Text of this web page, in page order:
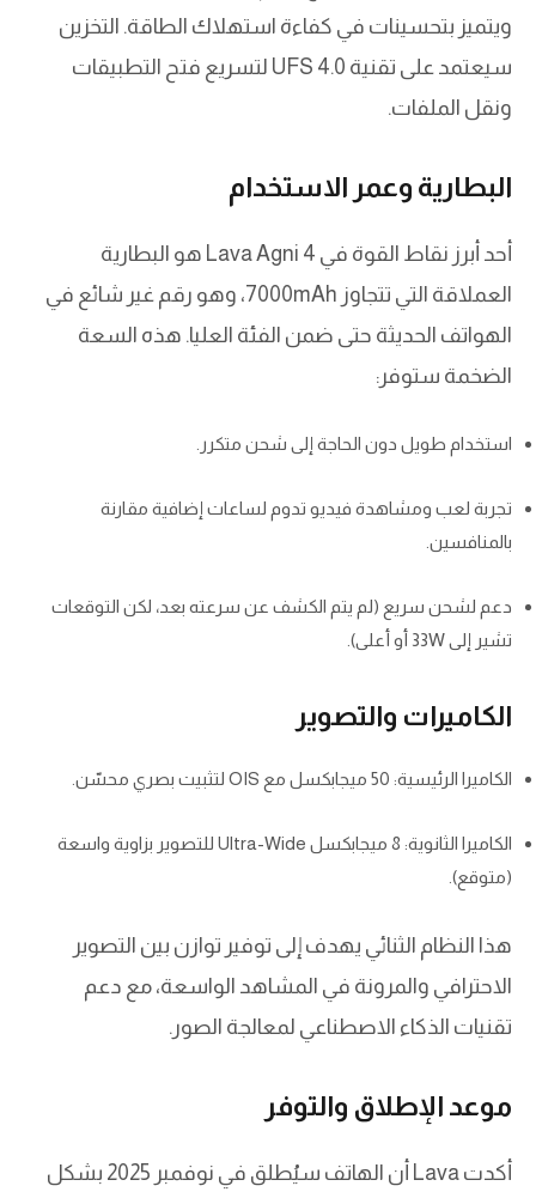
ويتميز بتحسينات في كفاءة استهلاك الطاقة. التخزين
سيعتمد على تقنية UFS 4.0 لتسريع فتح التطبيقات
ونقل الملفات.
البطارية وعمر الاستخدام
أحد أبرز نقاط القوة في Lava Agni 4 هو البطارية
العملاقة التي تتجاوز 7000mAh، وهو رقم غير شائع في
الهواتف الحديثة حتى ضمن الفئة العليا. هذه السعة
الضخمة ستوفر:
استخدام طويل دون الحاجة إلى شحن متكرر.
تجربة لعب ومشاهدة فيديو تدوم لساعات إضافية مقارنة
بالمنافسين.
دعم لشحن سريع (لم يتم الكشف عن سرعته بعد، لكن التوقعات
تشير إلى 33W أو أعلى).
الكاميرات والتصوير
الكاميرا الرئيسية: 50 ميجابكسل مع OIS لتثبيت بصري محسّن.
الكاميرا الثانوية: 8 ميجابكسل Ultra-Wide للتصوير بزاوية واسعة
(متوقع).
هذا النظام الثنائي يهدف إلى توفير توازن بين التصوير
الاحترافي والمرونة في المشاهد الواسعة، مع دعم
تقنيات الذكاء الاصطناعي لمعالجة الصور.
موعد الإطلاق والتوفر
أكدت Lava أن الهاتف سيُطلق في نوفمبر 2025 بشكل